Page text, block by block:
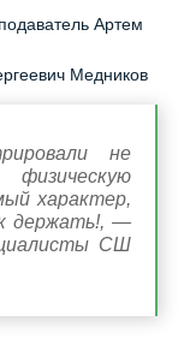
Артем
Медников
не
характер,
держать!, —
СШ